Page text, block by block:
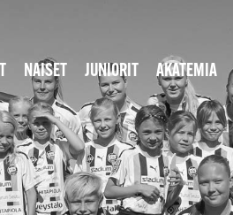
NAISET JUNIORIT AKATEMIA